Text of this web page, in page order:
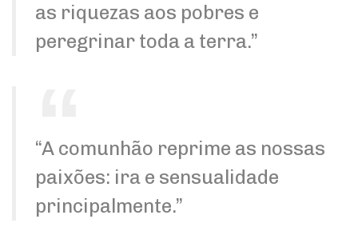
as riquezas aos pobres e
peregrinar toda a terra.”
“A comunhão reprime as nossas
paixões: ira e sensualidade
principalmente.”